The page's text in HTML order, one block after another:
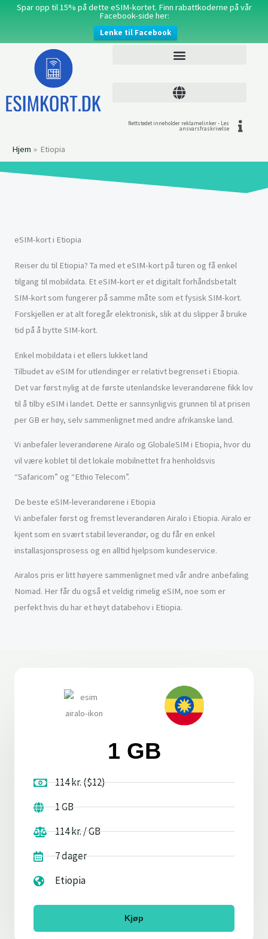
Spar opp til 15% på dette eSIM-kortet. Finn rabattkoderne på vår
Facebook-side her:
Lenke til Facebook
Hopp
Nettstedet inneholder reklamelinker - Les
ansvarsfraskrivelse
Hjem Etiopia
eSIM-kort i Etiopia
Reiser du til Etiopia? Ta med et eSIM-kort på turen og få enkel
tilgang til mobildata. Et eSIM-kort er et digitalt forhåndsbetalt
SIM-kort som fungerer på samme måte som et fysisk SIM-kort.
Forskjellen er at alt foregår elektronisk, slik at du slipper å bruke
tid på å bytte SIM-kort.
Enkel mobildata i et ellers lukket land
Tilbudet av eSIM for utlendinger er relativt begrenset i Etiopia.
Det var først nylig at de første utenlandske leverandørene fikk lov
til å tilby eSIM i landet. Dette er sannsynligvis grunnen til at prisen
per GB er høy, selv sammenlignet med andre afrikanske land.
Vi anbefaler leverandørene Airalo og GlobaleSIM i Etiopia, hvor du
vil være koblet til det lokale mobilnettet fra henholdsvis
“Safaricom” og “Ethio Telecom”.
De beste eSIM-leverandørene i Etiopia
Vi anbefaler først og fremst leverandøren Airalo i Etiopia. Airalo er
kjent som en svært stabil leverandør, og du får en enkel
installasjonsprosess og en alltid hjelpsom kundeservice.
Airalos pris er litt høyere sammenlignet med vår andre anbefaling
Nomad. Her får du også et veldig rimelig eSIM, noe som er
perfekt hvis du har et høyt databehov i Etiopia.
1 GB
114 kr. ($12)
1 GB
114 kr. / GB
7 dager
Etiopia
Kjøp